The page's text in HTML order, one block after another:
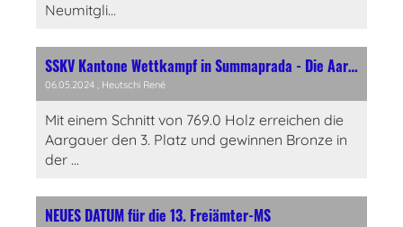
Neumitgli...
SSKV Kantone Wettkampf in Summaprada - Die Aargauer erreichen den 3. Rang in der Kategorie B
06.05.2024 , Heutschi René
Mit einem Schnitt von 769.0 Holz erreichen die
Aargauer den 3. Platz und gewinnen Bronze in
der ...
NEUES DATUM für die 13. Freiämter-MS